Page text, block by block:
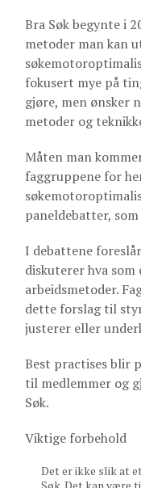
Bra Søk begynte i
metoder man kan
fokusert mye på
gjøre, men ønsker
metoder og
Måten man
faggruppene for
paneldebatter,
I debattene
diskuterer hva
arbeidsmetoder.
dette forslag til
justerer eller
Best practises blir
til medlemmer og
Søk.
Viktige forbehold
Det er ikke slik at
Søk. Det kan være